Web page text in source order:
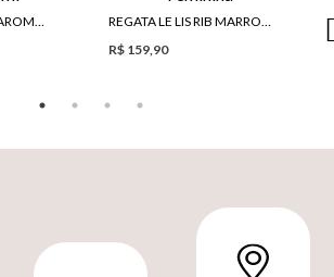
GEL DE MÃOS LE LIS AROMA ALECRIM 52 ML
REGATA LE LIS RIB MARROM FEMININA
R$ 159,90